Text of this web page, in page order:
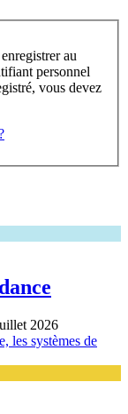
2026
les systèmes de